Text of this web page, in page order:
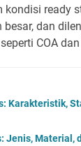
kondisi ready
dan
COA
Karakteristik,
Jenis, Material,